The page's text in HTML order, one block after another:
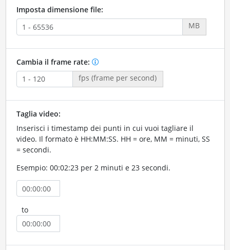
Imposta dimensione file:
MB
Cambia il frame rate:
fps (frame per second)
Taglia video:
Inserisci i timestamp dei punti in cui vuoi tagliare il
video. Il formato è HH:MM:SS. HH = ore, MM = minuti, SS
= secondi.
Esempio: 00:02:23 per 2 minuti e 23 secondi.
to